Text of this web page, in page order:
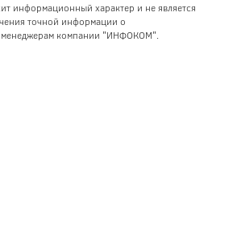
информационный характер и не является
точной информации о
менеджерам компании "ИНФОКОМ".